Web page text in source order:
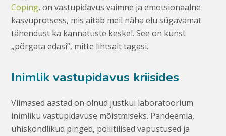
Coping, on vastupidavus vaimne ja emotsionaalne
kasvuprotsess, mis aitab meil näha elu sügavamat
tähendust ka kannatuste keskel. See on kunst
„põrgata edasi”, mitte lihtsalt tagasi.
Inimlik vastupidavus kriisides
Viimased aastad on olnud justkui laboratoorium
inimliku vastupidavuse mõistmiseks. Pandeemia,
ühiskondlikud pinged, poliitilised vapustused ja